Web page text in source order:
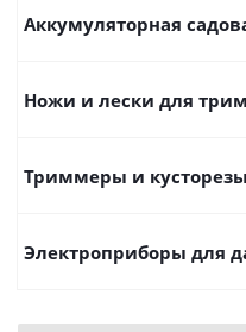
Аккумуляторная
Ножи и лески для
Триммеры и кусторезы
Электроприборы для